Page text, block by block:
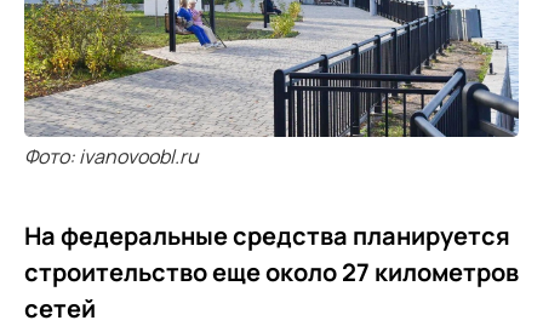
Фото: ivanovoobl.ru
На федеральные средства планируется
строительство еще около 27 километров
сетей